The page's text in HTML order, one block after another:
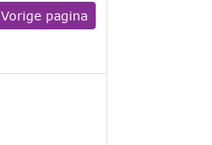
Vorige pagina